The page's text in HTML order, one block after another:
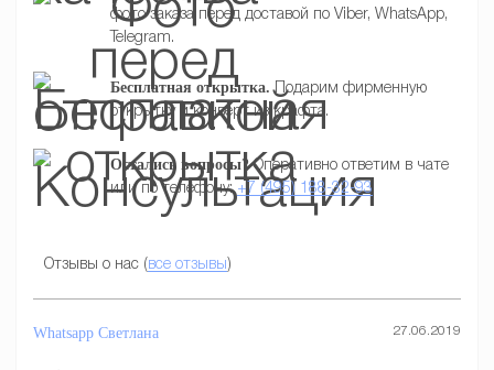
фото заказа перед доставой по Viber, WhatsApp,
Telegram.
Бесплатная открытка. Подарим фирменную
открытку и конверт из крафта.
Остались вопросы?Оперативно ответим в чате
или по телефону:+7 (495) 188-32-93
Отзывы о нас (все отзывы)
Whatsapp Светлана 27.06.2019